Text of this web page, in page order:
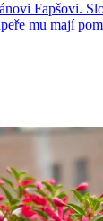
Fapšovi.
mu mají